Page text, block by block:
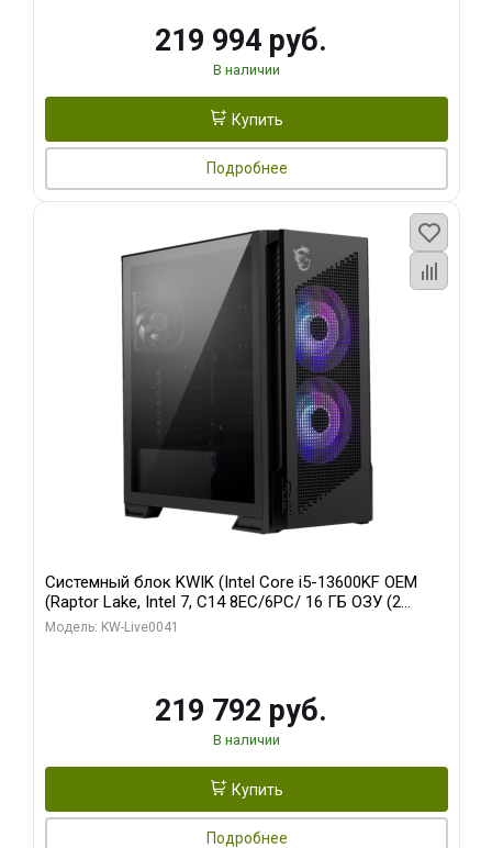
219 994 руб.
В наличии
Купить
Подробнее
Системный блок KWIK (Intel Core i5-13600KF OEM
(Raptor Lake, Intel 7, C14 8EC/6PC/ 16 ГБ ОЗУ (2
модуля)/ Palit RTX5080 GAMINGPRO OC 16GB GDDR7
Модель: KW-Live0041
219 792 руб.
В наличии
Купить
Подробнее